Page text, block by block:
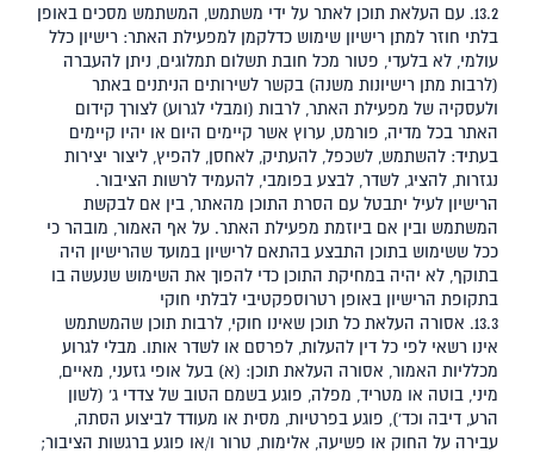
13.2. עם העלאת תוכן לאתר על ידי משתמש, המשתמש מסכים באופן
בלתי חוזר למתן רישיון שימוש כדלקמן למפעילת האתר: רישיון כלל
עולמי, לא בלעדי, פטור מכל חובת תשלום תמלוגים, ניתן להעברה
(לרבות מתן רישיונות משנה) בקשר לשירותים הניתנים באתר
ולעסקיה של מפעילת האתר, לרבות (ומבלי לגרוע) לצורך קידום
האתר בכל מדיה, פורמט, ערוץ אשר קיימים היום או יהיו קיימים
בעתיד: להשתמש, לשכפל, להעתיק, לאחסן, להפיץ, ליצור יצירות
נגזרות, להציג, לשדר, לבצע בפומבי, להעמיד לרשות הציבור.
הרישיון לעיל יתבטל עם הסרת התוכן מהאתר, בין אם לבקשת
המשתמש ובין אם ביוזמת מפעילת האתר. על אף האמור, מובהר כי
ככל ששימוש בתוכן התבצע בהתאם לרישיון במועד שהרישיון היה
בתוקף, לא יהיה במחיקת התוכן כדי להפוך את השימוש שנעשה בו
בתקופת הרישיון באופן רטרוספקטיבי לבלתי חוקי
13.3. אסורה העלאת כל תוכן שאינו חוקי, לרבות תוכן שהמשתמש
אינו רשאי לפי כל דין להעלות, לפרסם או לשדר אותו. מבלי לגרוע
מכלליות האמור, אסורה העלאת תוכן: (א) בעל אופי גזעני, מאיים,
מיני, בוטה או מטריד, מפלה, פוגע בשמם הטוב של צדדי ג' (לשון
הרע, דיבה וכד'), פוגע בפרטיות, מסית או מעודד לביצוע הסתה,
עבירה על החוק או פשיעה, אלימות, טרור ו/או פוגע ברגשות הציבור;